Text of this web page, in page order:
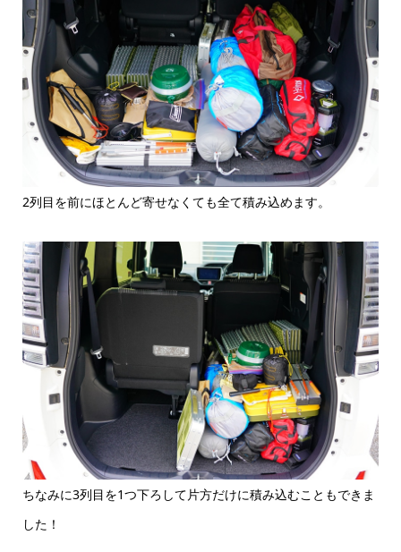
2列目を前にほとんど寄せなくても全て積み込めます。
ちなみに3列目を1つ下ろして片方だけに積み込むこともできま
した！